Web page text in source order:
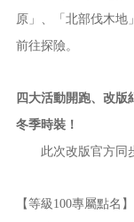
原」、「北部伐木地
前往探險。
四大活動開跑、改
冬季時裝！
此次改版官方同步
【等級100專屬點名】